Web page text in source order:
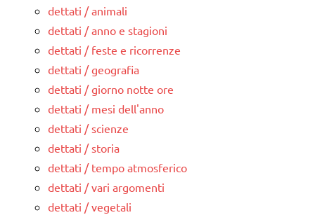
dettati / animali
dettati / anno e stagioni
dettati / feste e ricorrenze
dettati / geografia
dettati / giorno notte ore
dettati / mesi dell'anno
dettati / scienze
dettati / storia
dettati / tempo atmosferico
dettati / vari argomenti
dettati / vegetali